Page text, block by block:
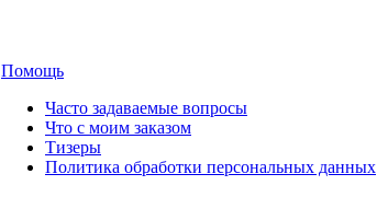
Помощь
Часто задаваемые вопросы
Что с моим заказом
Тизеры
Политика обработки персональных данных